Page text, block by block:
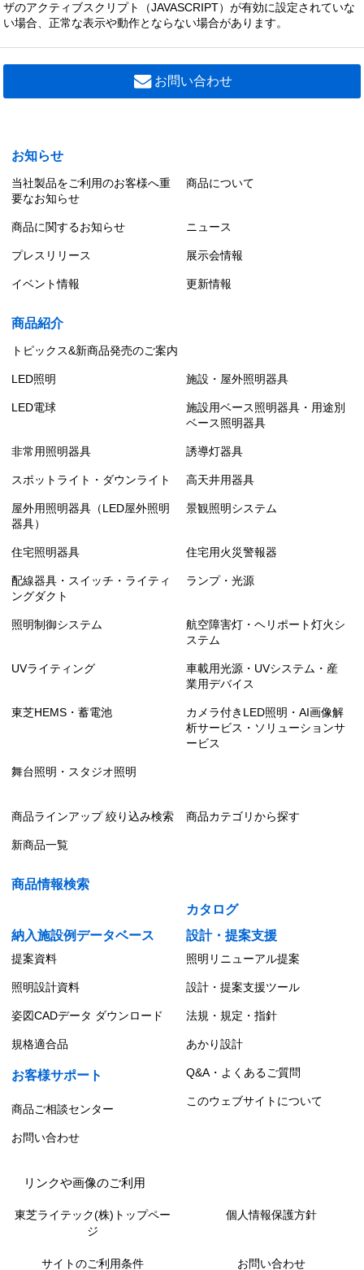
ザのアクティブスクリプト（JAVASCRIPT）が有効に設定されていな
い場合、正常な表示や動作とならない場合があります。
お問い合わせ
お知らせ
当社製品をご利用のお客様へ重
要なお知らせ
商品について
商品に関するお知らせ ニュース
プレスリリース 展示会情報
イベント情報 更新情報
商品紹介
トピックス&新商品発売のご案内
LED照明 施設・屋外照明器具
LED電球
施設用ベース照明器具・用途別
ベース照明器具
非常用照明器具 誘導灯器具
スポットライト・ダウンライト 高天井用器具
屋外用照明器具（LED屋外照明
器具）
景観照明システム
住宅照明器具 住宅用火災警報器
配線器具・スイッチ・ライティ
ングダクト
ランプ・光源
照明制御システム
航空障害灯・ヘリポート灯火シ
ステム
UVライティング
車載用光源・UVシステム・産
業用デバイス
東芝HEMS・蓄電池
カメラ付きLED照明・AI画像解
析サービス・ソリューションサ
ービス
舞台照明・スタジオ照明
商品ラインアップ 絞り込み検索 商品カテゴリから探す
新商品一覧
商品情報検索
カタログ
納入施設例データベース
設計・提案支援
提案資料 照明リニューアル提案
照明設計資料 設計・提案支援ツール
姿図CADデータ ダウンロード 法規・規定・指針
規格適合品 あかり設計
お客様サポート Q&A・よくあるご質問
商品ご相談センター
このウェブサイトについて
お問い合わせ
リンクや画像のご利用
東芝ライテック(株)トップペー
ジ
個人情報保護方針
サイトのご利用条件 お問い合わせ